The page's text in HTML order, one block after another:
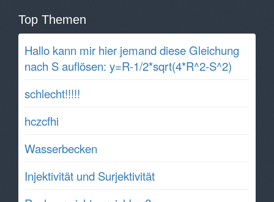
Top Themen
Hallo kann mir hier jemand diese Gleichung
nach S auflösen: y=R-1/2*sqrt(4*R^2-S^2)
schlecht!!!!!
hczcfhi
Wasserbecken
Injektivität und Surjektivität